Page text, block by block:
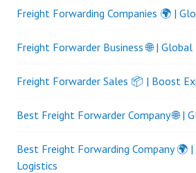
Freight Forwarding Companies 🌍 |
Freight Forwarder Business 🌐 |
Freight Forwarder Sales 📦 | Boost
Best Freight Forwarder Company 🌐 |
Best Freight Forwarding Company 🌍
Logistics